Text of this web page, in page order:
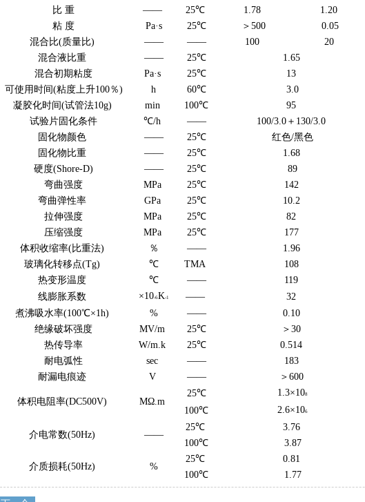
比 重
—— 25℃ 1.78
1.20
粘 度
Pa·s 25℃ ＞500
0.05
混合比(质量比)
—— —— 100 20
混合液比重 —— 25℃
1.65
混合初期粘度
Pa·s 25℃
13
可使用时间(粘度上升100％)
h 60℃
3.0
凝胶化时间(试管法10g)
min 100℃
95
试验片固化条件
℃/h —— 100/3.0＋130/3.0
固化物颜色 —— 25℃
红色/黑色
固化物比重
—— 25℃
1.68
硬度(Shore-D)
—— 25℃
89
弯曲强度
MPa 25℃
142
弯曲弹性率
GPa 25℃
10.2
拉伸强度
MPa 25℃
82
压缩强度
MPa 25℃
177
体积收缩率(比重法)
％ ——
1.96
玻璃化转移点(Tg)
℃ TMA
108
热变形温度
℃ ——
119
线膨胀系数
×10-6K-1 ——
32
煮沸吸水率(100℃×1h)
% ——
0.10
绝缘破坏强度
MV/m 25℃
＞30
热传导率
W/m.k 25℃
0.514
耐电弧性
sec ——
183
耐漏电痕迹
V —— ＞600
体积电阻率(DC500V) MΩ.m
25℃ 1.3×108
100℃ 2.6×106
介电常数(50Hz) ——
25℃
3.76
100℃
3.87
介质损耗(50Hz) %
25℃
0.81
100℃
1.77